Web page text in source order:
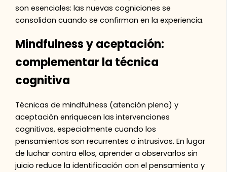
son esenciales: las nuevas cogniciones se
consolidan cuando se confirman en la experiencia.
Mindfulness y aceptación:
complementar la técnica
cognitiva
Técnicas de mindfulness (atención plena) y
aceptación enriquecen las intervenciones
cognitivas, especialmente cuando los
pensamientos son recurrentes o intrusivos. En lugar
de luchar contra ellos, aprender a observarlos sin
juicio reduce la identificación con el pensamiento y